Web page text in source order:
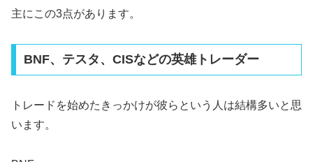
主にこの3点があります。
BNF、テスタ、CISなどの英雄トレーダー
トレードを始めたきっかけが彼らという人は結構多いと思
います。